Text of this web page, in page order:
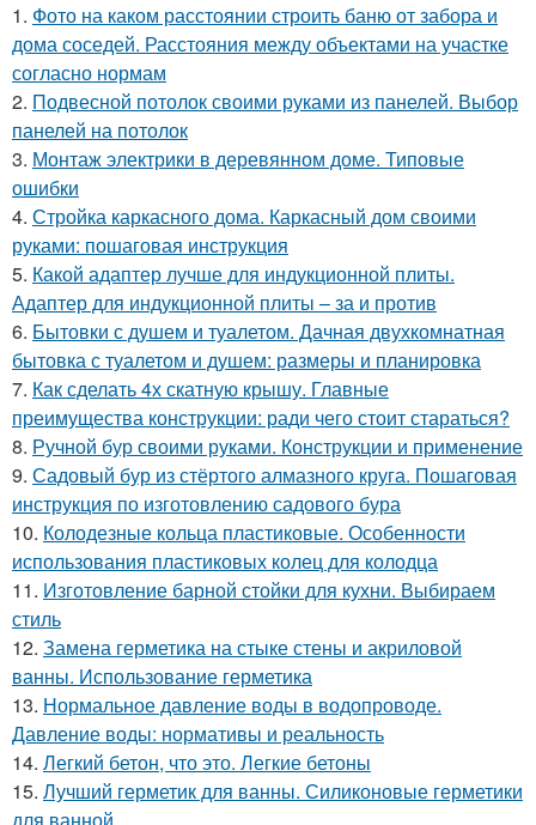
1. Фото на каком расстоянии строить баню от забора и
дома соседей. Расстояния между объектами на участке
согласно нормам
2. Подвесной потолок своими руками из панелей. Выбор
панелей на потолок
3. Монтаж электрики в деревянном доме. Типовые
ошибки
4. Стройка каркасного дома. Каркасный дом своими
руками: пошаговая инструкция
5. Какой адаптер лучше для индукционной плиты.
Адаптер для индукционной плиты – за и против
6. Бытовки с душем и туалетом. Дачная двухкомнатная
бытовка с туалетом и душем: размеры и планировка
7. Как сделать 4х скатную крышу. Главные
преимущества конструкции: ради чего стоит стараться?
8. Ручной бур своими руками. Конструкции и применение
9. Садовый бур из стёртого алмазного круга. Пошаговая
инструкция по изготовлению садового бура
10. Колодезные кольца пластиковые. Особенности
использования пластиковых колец для колодца
11. Изготовление барной стойки для кухни. Выбираем
стиль
12. Замена герметика на стыке стены и акриловой
ванны. Использование герметика
13. Нормальное давление воды в водопроводе.
Давление воды: нормативы и реальность
14. Легкий бетон, что это. Легкие бетоны
15. Лучший герметик для ванны. Силиконовые герметики